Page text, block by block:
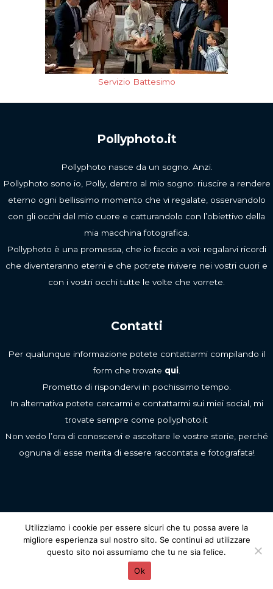
Servizio Battesimo
Pollyphoto.it
Pollyphoto nasce da un sogno. Anzi.
Pollyphoto sono io, Polly, dentro al mio sogno: riuscire a rendere
eterno ogni bellissimo momento che vi regalate, osservandolo
con gli occhi del mio cuore e catturandolo con l’obiettivo della
mia macchina fotografica.
Pollyphoto è una promessa, che io faccio a voi: regalarvi ricordi
che diventeranno eterni e che potrete rivivere nei vostri cuori e
con i vostri occhi tutte le volte che vorrete.
Contatti
Per qualunque informazione potete contattarmi compilando il
form che trovate qui.
Prometto di rispondervi in pochissimo tempo.
In alternativa potete cercarmi e contattarmi sui miei social, mi
trovate sempre come pollyphoto.it
Non vedo l’ora di conoscervi e ascoltare le vostre storie, perché
ognuna di esse merita di essere raccontata e fotografata!
Copyright © 2026 Pollyphoto.it
Polly - La tua fotografa di famiglia a Milano e provincia
Visual Sitemap
Utilizziamo i cookie per essere sicuri che tu possa avere la
migliore esperienza sul nostro sito. Se continui ad utilizzare
questo sito noi assumiamo che tu ne sia felice.
Ok